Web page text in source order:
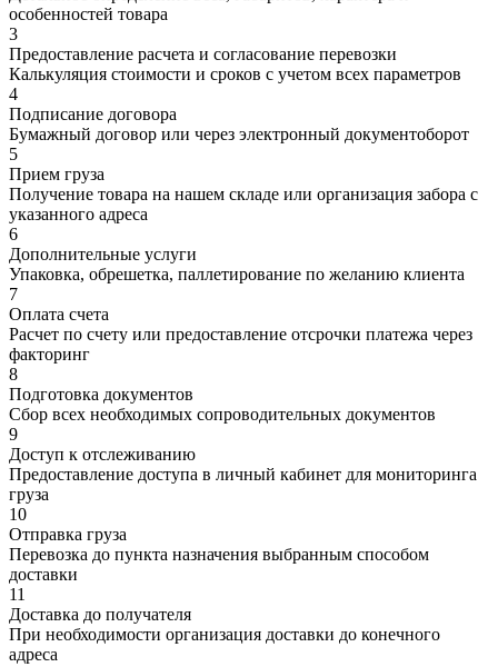
особенностей товара
3
Предоставление расчета и согласование перевозки
Калькуляция стоимости и сроков с учетом всех параметров
4
Подписание договора
Бумажный договор или через электронный документоборот
5
Прием груза
Получение товара на нашем складе или организация забора с
указанного адреса
6
Дополнительные услуги
Упаковка, обрешетка, паллетирование по желанию клиента
7
Оплата счета
Расчет по счету или предоставление отсрочки платежа через
факторинг
8
Подготовка документов
Сбор всех необходимых сопроводительных документов
9
Доступ к отслеживанию
Предоставление доступа в личный кабинет для мониторинга
груза
10
Отправка груза
Перевозка до пункта назначения выбранным способом
доставки
11
Доставка до получателя
При необходимости организация доставки до конечного
адреса